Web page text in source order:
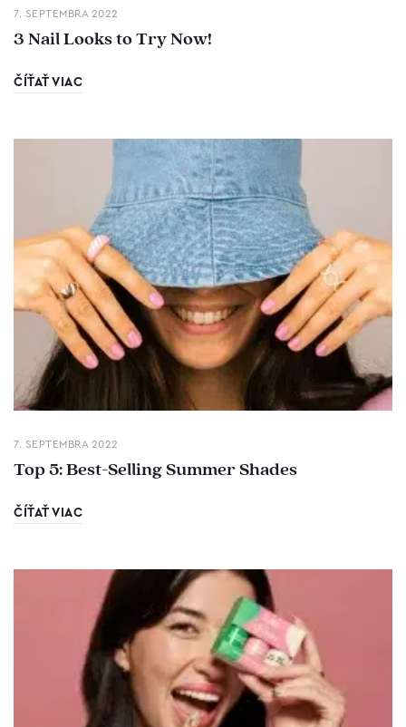
7. SEPTEMBRA 2022
3 Nail Looks to Try Now!
ČÍŤAŤ VIAC
7. SEPTEMBRA 2022
Top 5: Best-Selling Summer Shades
ČÍŤAŤ VIAC